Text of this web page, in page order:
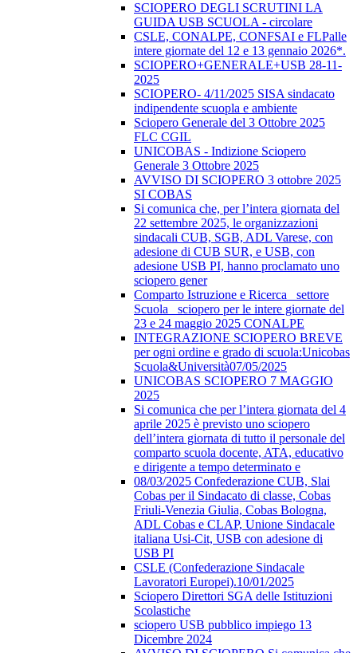
SCIOPERO DEGLI SCRUTINI LA
GUIDA USB SCUOLA - circolare
CSLE, CONALPE, CONFSAI e FLPalle
intere giornate del 12 e 13 gennaio 2026*.
SCIOPERO+GENERALE+USB 28-11-
2025
SCIOPERO- 4/11/2025 SISA sindacato
indipendente scuopla e ambiente
Sciopero Generale del 3 Ottobre 2025
FLC CGIL
UNICOBAS - Indizione Sciopero
Generale 3 Ottobre 2025
AVVISO DI SCIOPERO 3 ottobre 2025
SI COBAS
Si comunica che, per l’intera giornata del
22 settembre 2025, le organizzazioni
sindacali CUB, SGB, ADL Varese, con
adesione di CUB SUR, e USB, con
adesione USB PI, hanno proclamato uno
sciopero gener
Comparto Istruzione e Ricerca_ settore
Scuola_ sciopero per le intere giornate del
23 e 24 maggio 2025 CONALPE
INTEGRAZIONE SCIOPERO BREVE
per ogni ordine e grado di scuola:Unicobas
Scuola&Università07/05/2025
UNICOBAS SCIOPERO 7 MAGGIO
2025
Si comunica che per l’intera giornata del 4
aprile 2025 è previsto uno sciopero
dell’intera giornata di tutto il personale del
comparto scuola docente, ATA, educativo
e dirigente a tempo determinato e
08/03/2025 Confederazione CUB, Slai
Cobas per il Sindacato di classe, Cobas
Friuli-Venezia Giulia, Cobas Bologna,
ADL Cobas e CLAP, Unione Sindacale
italiana Usi-Cit, USB con adesione di
USB PI
CSLE (Confederazione Sindacale
Lavoratori Europei).10/01/2025
Sciopero Direttori SGA delle Istituzioni
Scolastiche
sciopero USB pubblico impiego 13
Dicembre 2024